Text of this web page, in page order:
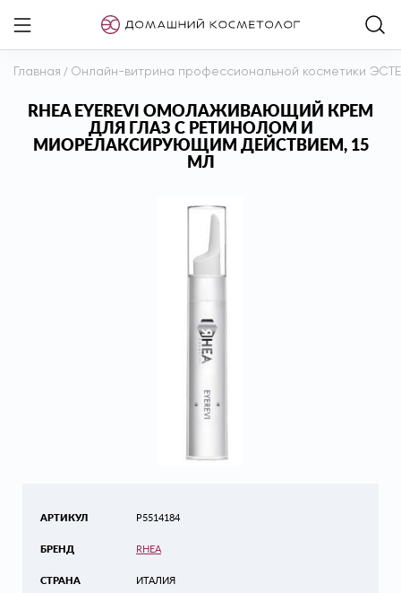
Главная / Онлайн-витрина профессиональной косметики
RHEA EYEREVI ОМОЛАЖИВАЮЩИЙ КРЕМ
ДЛЯ ГЛАЗ С РЕТИНОЛОМ И
МИОРЕЛАКСИРУЮЩИМ ДЕЙСТВИЕМ, 15
МЛ
АРТИКУЛ
БРЕНД
СТРАНА
P5514184
RHEA
ИТАЛИЯ